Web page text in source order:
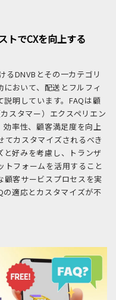
トでCXを向上する
るDNVBとその一カテゴリ
おいて、配送とフルフィ
明しています。FAQは顧
スタマー）エクスペリエン
効率性、顧客満足度を向上
てカスタマイズされるべき
と好みを考慮し、トランザ
トフォームを活用すること
顧客サービスプロセスを実
の適応とカスタマイズが不